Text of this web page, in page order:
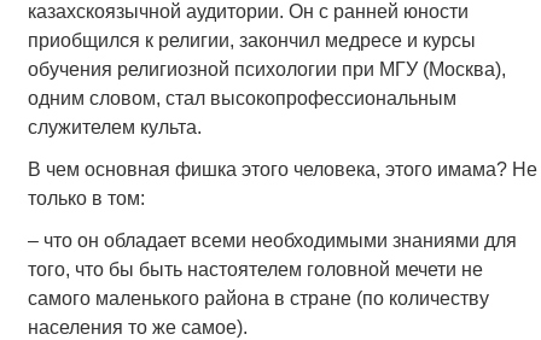
казахскоязычной аудитории. Он с ранней юности
приобщился к религии, закончил медресе и курсы
обучения религиозной психологии при МГУ (Москва),
одним словом, стал высокопрофессиональным
служителем культа.
В чем основная фишка этого человека, этого имама? Не
только в том:
– что он обладает всеми необходимыми знаниями для
того, что бы быть настоятелем головной мечети не
самого маленького района в стране (по количеству
населения то же самое).